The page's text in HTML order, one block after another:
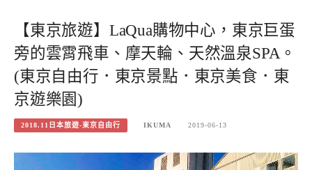
【東京旅遊】LaQua購物中心，東京巨蛋
旁的雲霄飛車、摩天輪、天然溫泉SPA。
(東京自由行．東京景點．東京美食．東
京遊樂園)
2018.11日本旅遊-東京自由行 IKUMA 2019-06-13